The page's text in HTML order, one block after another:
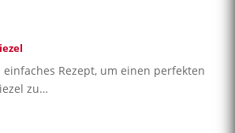
einfaches Rezept, um einen perfekten
zu…